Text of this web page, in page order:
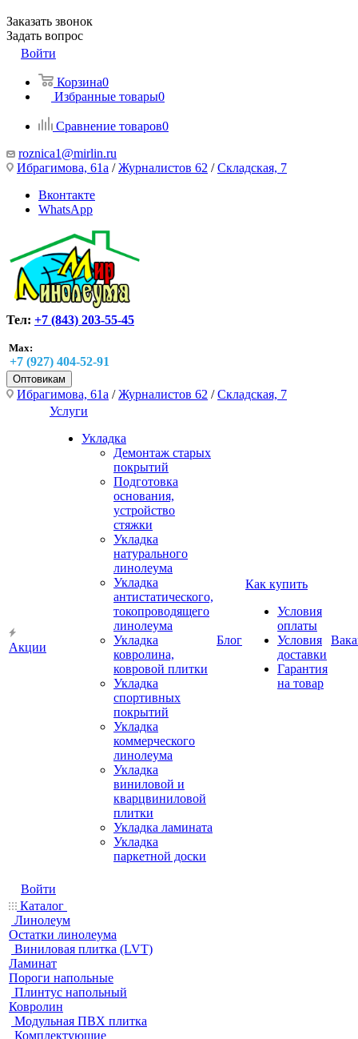
Заказать звонок
Задать вопрос
Войти
Корзина0
Избранные товары0
Сравнение товаров0
roznica1@mirlin.ru
Ибрагимова, 61а /Журналистов 62 /Складская, 7
Вконтакте
WhatsApp
Тел: +7 (843) 203-55-45
Max:
+7 (927) 404-52-91
Оптовикам
Ибрагимова, 61а /Журналистов 62 /Складская, 7
Акции
Услуги
Укладка
Демонтаж старых
покрытий
Подготовка
основания,
устройство
стяжки
Укладка
натурального
линолеума
Укладка
антистатического,
токопроводящего
линолеума
Укладка
ковролина,
ковровой плитки
Укладка
спортивных
покрытий
Укладка
коммерческого
линолеума
Укладка
виниловой и
кварцвиниловой
плитки
Укладка ламината
Укладка
паркетной доски
Блог
Как купить
Условия
оплаты
Условия
доставки
Гарантия
на товар
Войти
Каталог
Линолеум
Остатки линолеума
Виниловая плитка (LVT)
Ламинат
Пороги напольные
Плинтус напольный
Ковролин
Модульная ПВХ плитка
Комплектующие